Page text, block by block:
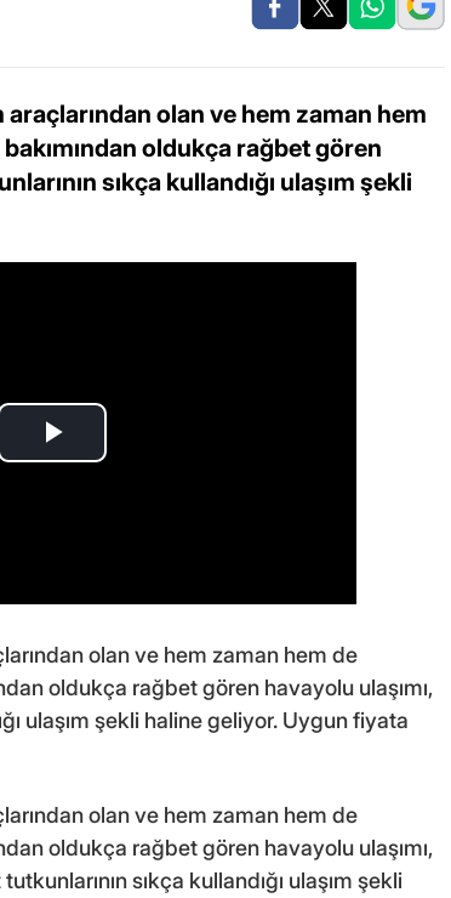
olan ve hem zaman hem
oldukça rağbet gören
sıkça kullandığı ulaşım şekli
olan ve hem zaman hem de
oldukça rağbet gören havayolu ulaşımı,
ulaşım şekli haline geliyor. Uygun fiyata
olan ve hem zaman hem de
oldukça rağbet gören havayolu ulaşımı,
sıkça kullandığı ulaşım şekli